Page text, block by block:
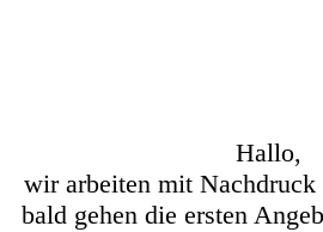
Hallo,
wir arbeiten mit Nachdruck
bald gehen die ersten